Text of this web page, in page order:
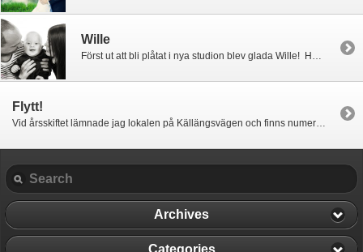
Wille
Först ut att bli plåtat i nya studion blev glada Wille! Här kommer en lite tjuvkik på bilderna 🙂
Flytt!
Vid årsskiftet lämnade jag lokalen på Källängsvägen och finns numera på Torsvikssvängen 5. Nu delar jag lokal med ytterligare 3 företag: Busfia, Snoffsdesign och By AnnaBoye vilket är jättekul! Det har varit mycket jobb men nu har jag äntligen fått upp såpass att jag kan plåta i nya studion. Hör av er för att boka […]
Archives